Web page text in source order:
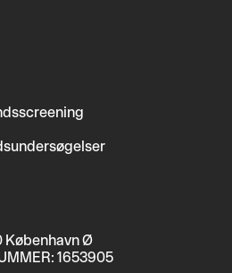
København Ø
1653905